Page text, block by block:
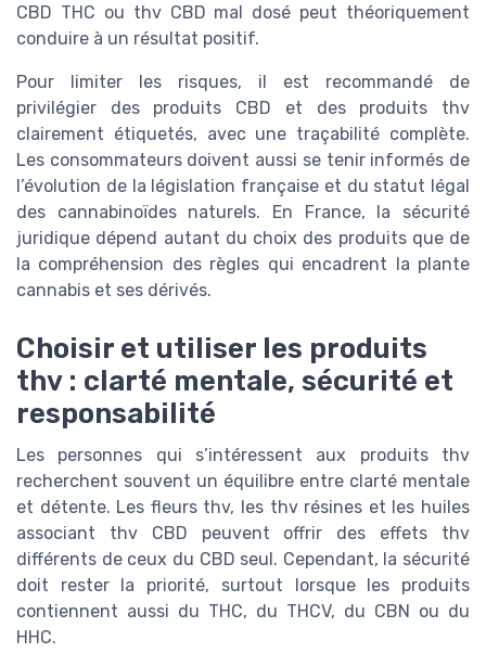
CBD THC ou thv CBD mal dosé peut théoriquement
conduire à un résultat positif.
Pour limiter les risques, il est recommandé de
privilégier des produits CBD et des produits thv
clairement étiquetés, avec une traçabilité complète.
Les consommateurs doivent aussi se tenir informés de
l’évolution de la législation française et du statut légal
des cannabinoïdes naturels. En France, la sécurité
juridique dépend autant du choix des produits que de
la compréhension des règles qui encadrent la plante
cannabis et ses dérivés.
Choisir et utiliser les produits
thv : clarté mentale, sécurité et
responsabilité
Les personnes qui s’intéressent aux produits thv
recherchent souvent un équilibre entre clarté mentale
et détente. Les fleurs thv, les thv résines et les huiles
associant thv CBD peuvent offrir des effets thv
différents de ceux du CBD seul. Cependant, la sécurité
doit rester la priorité, surtout lorsque les produits
contiennent aussi du THC, du THCV, du CBN ou du
HHC.